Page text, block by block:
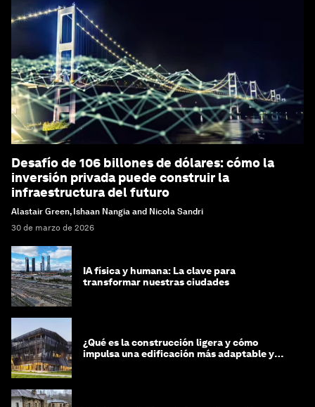
Desafío de 106 billones de dólares: cómo la
inversión privada puede construir la
infraestructura del futuro
Alastair Green, Ishaan Nangia and Nicola Sandri
30 de marzo de 2026
IA física y humana: La clave para
transformar nuestras ciudades
¿Qué es la construcción ligera y cómo
impulsa una edificación más adaptable y